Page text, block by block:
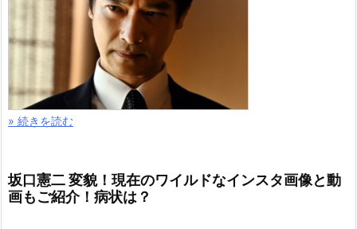
レ・ミゼラブル 熱唱動画が激ヤバ..コチラです！36